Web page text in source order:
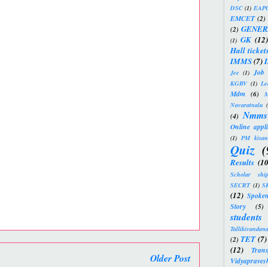
Older Post
DSC (1)
EMCET (2)
(2)
(1) GK (12)
Hall
IMMS(7)
Jee (1) Job
KGBV (1)
Mdm (6)
Navaratnalu
(4) Nmms
Online
(1) PM kisan
Quiz
Results
Scholar ship
SECRT (1)
(12)
Story
(5)
students
(2)TET (7)
(12)